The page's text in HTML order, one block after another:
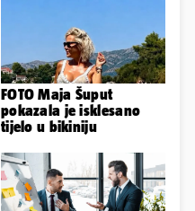
FOTO Maja Šuput
pokazala je isklesano
tijelo u bikiniju